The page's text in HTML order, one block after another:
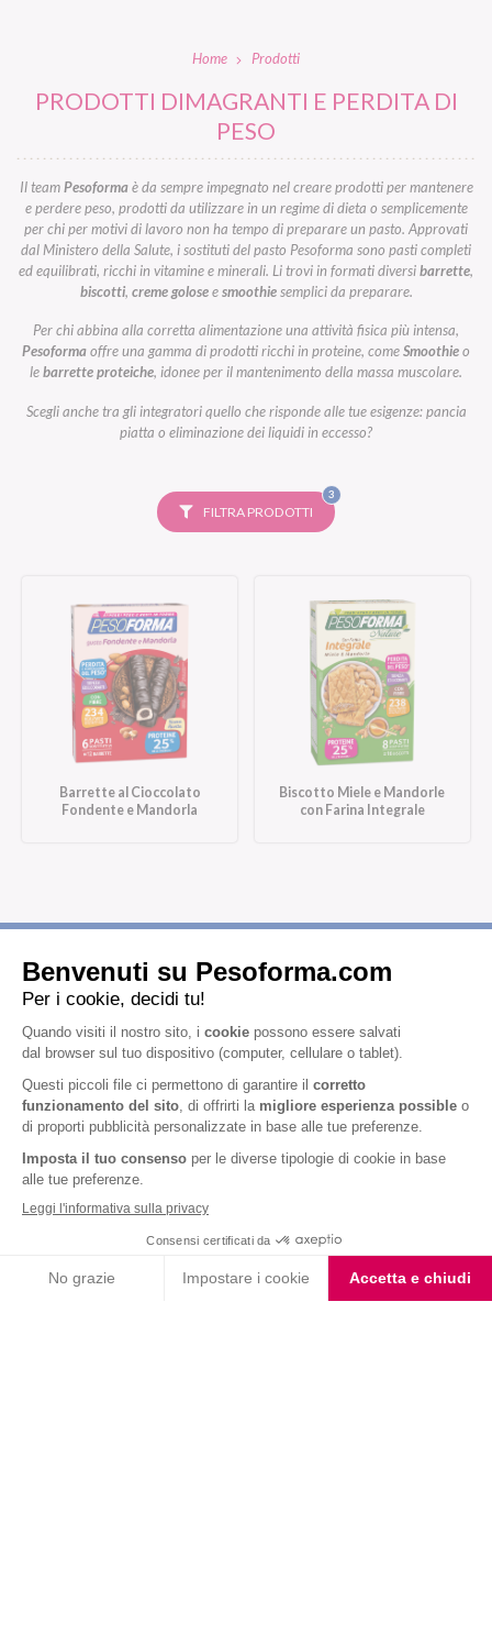
Home Prodotti
PRODOTTI DIMAGRANTI E PERDITA DI
PESO
Il teamPesoformaè da sempre impegnato nel creare prodotti per mantenere
e perdere peso, prodotti da utilizzare in un regime di dieta o semplicemente
per chi per motivi di lavoro non ha tempo di preparare un pasto. Approvati
dal Ministero della Salute, i sostituti del pasto Pesoforma sono pasti completi
ed equilibrati, ricchi in vitamine e minerali. Li trovi in formati diversibarrette,
biscotti, creme goloseesmoothiesemplici da preparare.
Per chi abbina alla corretta alimentazione una attività fisica più intensa,
Pesoformaoffre una gamma di prodotti ricchi in proteine, comeSmoothieo
lebarrette proteiche, idonee per il mantenimento della massa muscolare.
Scegli anche tra gli integratori quello che risponde alle tue esigenze: pancia
piatta o eliminazione dei liquidi in eccesso?
FILTRA PRODOTTI
3FILTRI
SELEZIONATI
Barrette al Cioccolato
Fondente e Mandorla
Biscotto Miele e Mandorle
con Farina Integrale
Iscriviti alla newsletter
informativa privacy
, acconsento all'iscrizione alla newsletter
periodica di Nutrition et Santé
Nutrition & Sante' Italia Spa